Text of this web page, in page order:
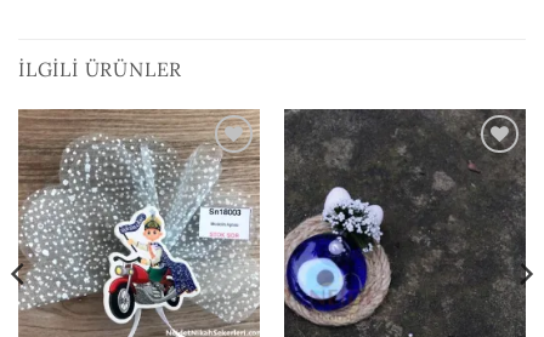
İLGILI ÜRÜNLER
ISTEK
LISTESI'NE
EKLE
ISTEK
LISTESI'NE
EKLE